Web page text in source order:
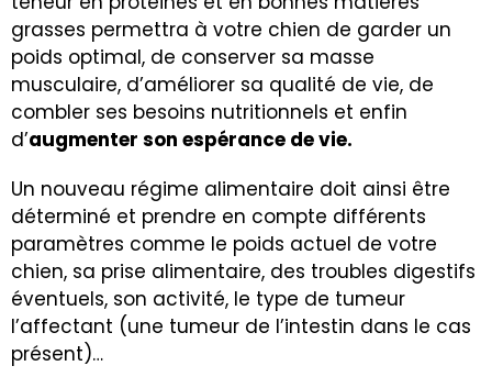
grasses permettra à votre chien de garder un
poids optimal, de conserver sa masse
musculaire, d’améliorer sa qualité de vie, de
combler ses besoins nutritionnels et enfin
d’augmenter son espérance de vie.
Un nouveau régime alimentaire doit ainsi être
déterminé et prendre en compte différents
paramètres comme le poids actuel de votre
chien, sa prise alimentaire, des troubles digestifs
éventuels, son activité, le type de tumeur
l’affectant (une tumeur de l’intestin dans le cas
présent)…